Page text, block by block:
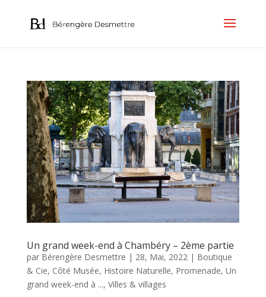
Un grand week-end à Chambéry – 2ème partie
par Bérengère Desmettre | 28, Mai, 2022| Boutique
& Cie, Côté Musée, Histoire Naturelle, Promenade, Un
grand week-end à ..., Villes & villages